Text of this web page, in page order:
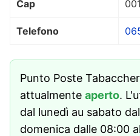
Cap
Telefono
Punto Poste
attualmente aperto.
dal lunedì au sabato
domenica dalle 08:00